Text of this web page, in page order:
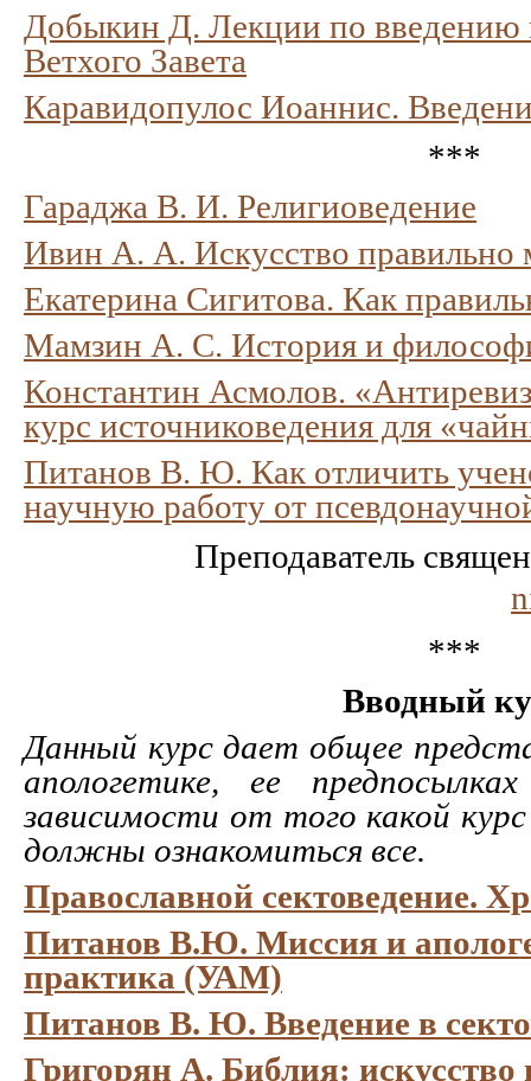
Добыкин Д. Лекции по введению
Ветхого Завета
Каравидопулос Иоаннис.
***
Гараджа В. И. Религиоведение
Ивин А. А. Искусство правильно
Екатерина Сигитова. Как
Мамзин А. С. История и
Константин Асмолов.
курс источниковедения для
Питанов В. Ю. Как отличить
научную работу от
Преподаватель
***
Вводный
Данный курс дает общее
апологетике, ее
зависимости от того какой
должны ознакомиться все.
Православной сектоведение.
Питанов В.Ю. Миссия и
практика (УАМ)
Питанов В. Ю. Введение в
Григорян А. Библия: